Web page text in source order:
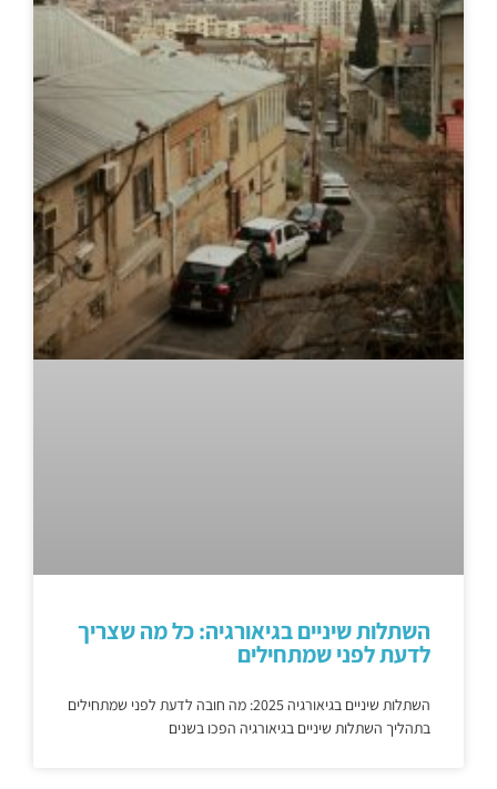
השתלות שיניים בגיאורגיה: כל מה שצריך
לדעת לפני שמתחילים
השתלות שיניים בגיאורגיה 2025: מה חובה לדעת לפני שמתחילים
בתהליך השתלות שיניים בגיאורגיה הפכו בשנים